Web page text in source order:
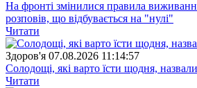
На фронті змінилися правила
розповів, що відбувається на "нулі"
Читати
Здоров'я 07.08.2026 11:14:57
Солодощі, які варто їсти щодня,
Читати